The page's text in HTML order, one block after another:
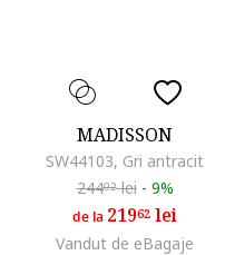
MADISSON
SW44103, Gri antracit
24402lei - 9%
de la 21962 lei
Vandut de eBagaje